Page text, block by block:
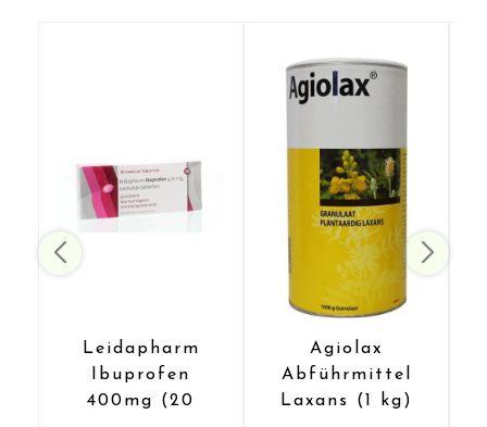
Senden
Leidapharm
Ibuprofen
400mg (20
Agiolax
Abführmittel
Laxans (1 kg)